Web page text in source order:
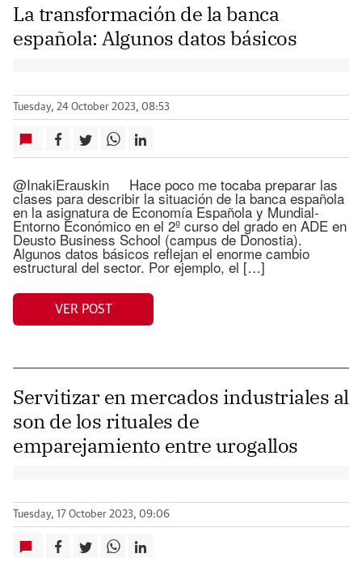
La transformación de la banca
española: Algunos datos básicos
Tuesday, 24 October 2023, 08:53
@InakiErauskin Hace poco me tocaba preparar las
clases para describir la situación de la banca española
en la asignatura de Economía Española y Mundial-
Entorno Económico en el 2º curso del grado en ADE en
Deusto Business School (campus de Donostia).
Algunos datos básicos reflejan el enorme cambio
estructural del sector. Por ejemplo, el […]
VER POST
Servitizar en mercados industriales al
son de los rituales de
emparejamiento entre urogallos
Tuesday, 17 October 2023, 09:06